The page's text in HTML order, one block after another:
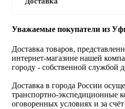
Уважаемые покупатели из
Доставка товаров,
интернет-магазине нашей
городу - собственной службой
Доставка в города России
транспортно-экспедиционные
оговоренных условиях и за